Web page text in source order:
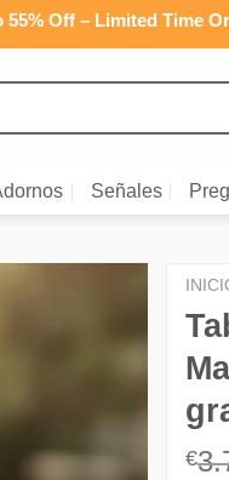
Off – Limited Time
Señales
€